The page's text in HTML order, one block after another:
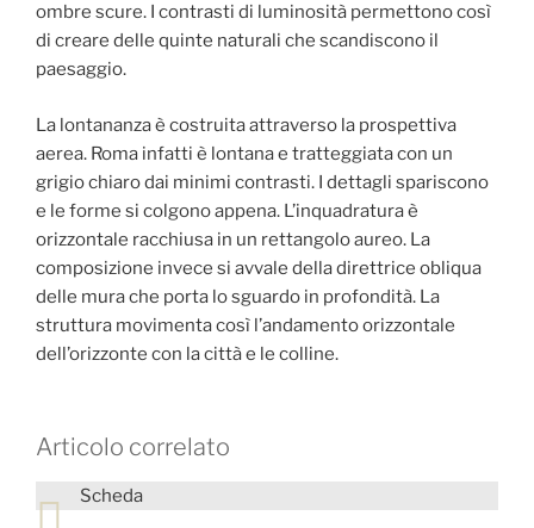
ombre scure. I contrasti di luminosità permettono così
di creare delle quinte naturali che scandiscono il
paesaggio.
La lontananza è costruita attraverso la prospettiva
aerea. Roma infatti è lontana e tratteggiata con un
grigio chiaro dai minimi contrasti. I dettagli spariscono
e le forme si colgono appena. L’inquadratura è
orizzontale racchiusa in un rettangolo aureo. La
composizione invece si avvale della direttrice obliqua
delle mura che porta lo sguardo in profondità. La
struttura movimenta così l’andamento orizzontale
dell’orizzonte con la città e le colline.
Articolo correlato
Scheda